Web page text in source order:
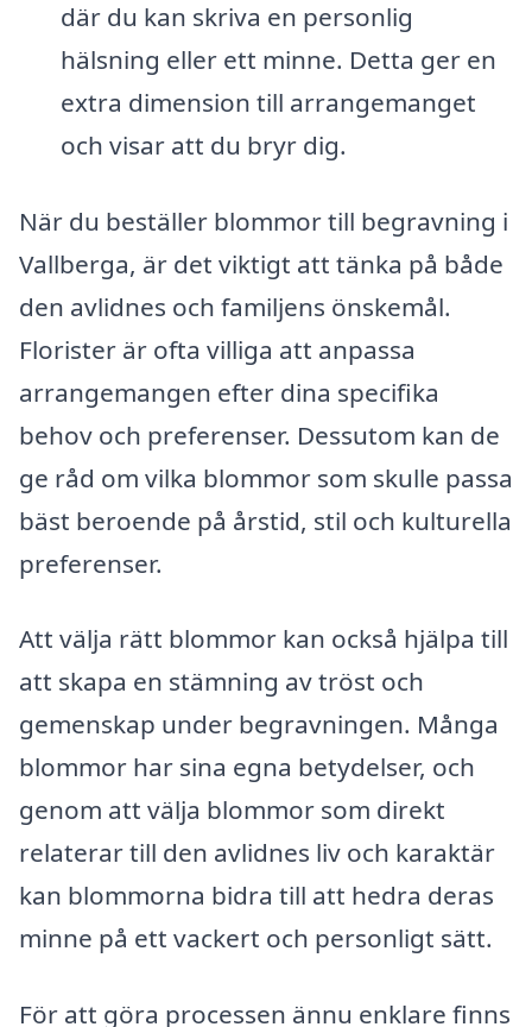
där du kan skriva en personlig
hälsning eller ett minne. Detta ger en
extra dimension till arrangemanget
och visar att du bryr dig.
När du beställer blommor till begravning i
Vallberga, är det viktigt att tänka på både
den avlidnes och familjens önskemål.
Florister är ofta villiga att anpassa
arrangemangen efter dina specifika
behov och preferenser. Dessutom kan de
ge råd om vilka blommor som skulle passa
bäst beroende på årstid, stil och kulturella
preferenser.
Att välja rätt blommor kan också hjälpa till
att skapa en stämning av tröst och
gemenskap under begravningen. Många
blommor har sina egna betydelser, och
genom att välja blommor som direkt
relaterar till den avlidnes liv och karaktär
kan blommorna bidra till att hedra deras
minne på ett vackert och personligt sätt.
För att göra processen ännu enklare finns